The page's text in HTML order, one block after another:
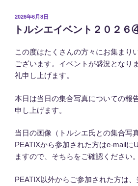
投
稿
日:
2026年6月8日
トルシエイベント２０２６
この度はたくさんの方々にお集まり
ございます。イベントが盛況となり
礼申し上げます。
本日は当日の集合写真についての報
申し上げます。
当日の画像（トルシエ氏との集合写
PEATIXから参加された方はe-mailに
ますので、そちらをご確認ください。
PEATIX以外からご参加された方は